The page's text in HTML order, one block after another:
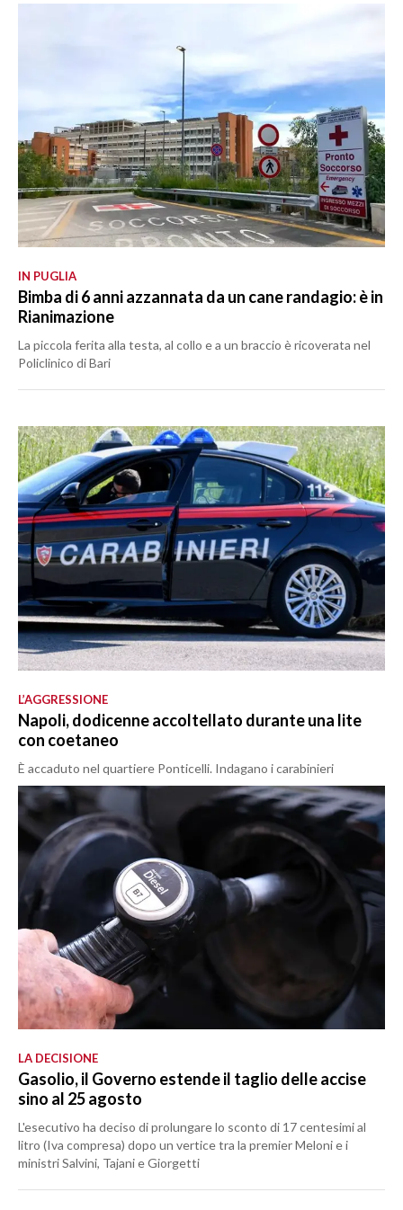
IN PUGLIA
Bimba di 6 anni azzannata da un cane randagio: è in
Rianimazione
La piccola ferita alla testa, al collo e a un braccio è ricoverata nel
Policlinico di Bari
L’AGGRESSIONE
Napoli, dodicenne accoltellato durante una lite
con coetaneo
È accaduto nel quartiere Ponticelli. Indagano i carabinieri
LA DECISIONE
Gasolio, il Governo estende il taglio delle accise
sino al 25 agosto
L'esecutivo ha deciso di prolungare lo sconto di 17 centesimi al
litro (Iva compresa) dopo un vertice tra la premier Meloni e i
ministri Salvini, Tajani e Giorgetti